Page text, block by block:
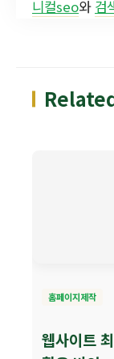
니컬seo와 검
홈페이지제작
웹사이트